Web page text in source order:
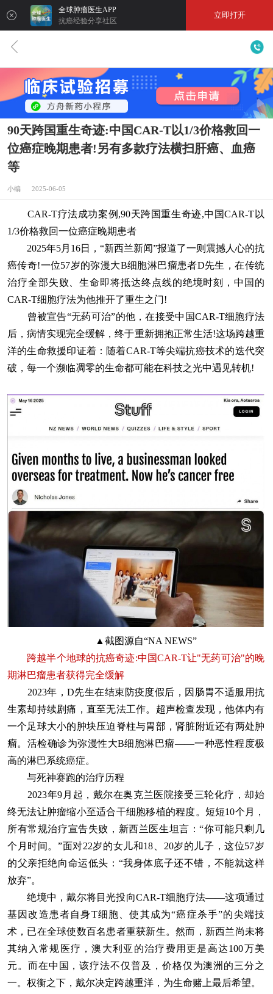
全球肿瘤医生APP
抗癌经验分享社区
立即打开
90天跨国重生奇迹:中国CAR-T以1/3价格救回一
位癌症晚期患者!另有多款疗法横扫肝癌、血癌
等
小编 2025-06-05
CAR-T疗法成功案例,90天跨国重生奇迹,中国CAR-T以
1/3价格救回一位癌症晚期患者
2025年5月16日，“新西兰新闻”报道了一则震撼人心的抗
癌传奇!一位57岁的弥漫大B细胞淋巴瘤患者D先生，在传统
治疗全部失败、生命即将抵达终点线的绝境时刻，中国的
CAR-T细胞疗法为他推开了重生之门!
曾被宣告“无药可治”的他，在接受中国CAR-T细胞疗法
后，病情实现完全缓解，终于重新拥抱正常生活!这场跨越重
洋的生命救援印证着：随着CAR-T等尖端抗癌技术的迭代突
破，每一个濒临凋零的生命都可能在科技之光中遇见转机!
▲截图源自“NA NEWS”
跨越半个地球的抗癌奇迹:中国CAR-T让"无药可治"的晚
期淋巴瘤患者获得完全缓解
2023年，D先生在结束防疫度假后，因肠胃不适服用抗
生素却持续剧痛，直至无法工作。超声检查发现，他体内有
一个足球大小的肿块压迫脊柱与胃部，肾脏附近还有两处肿
瘤。活检确诊为弥漫性大B细胞淋巴瘤——一种恶性程度极
高的淋巴系统癌症。
与死神赛跑的治疗历程
2023年9月起，戴尔在奥克兰医院接受三轮化疗，却始
终无法让肿瘤缩小至适合干细胞移植的程度。短短10个月，
所有常规治疗宣告失败，新西兰医生坦言：“你可能只剩几
个月时间。”面对22岁的女儿和18、20岁的儿子，这位57岁
的父亲拒绝向命运低头：“我身体底子还不错，不能就这样
放弃”。
绝境中，戴尔将目光投向CAR-T细胞疗法——这项通过
基因改造患者自身T细胞、使其成为“癌症杀手”的尖端技
术，已在全球使数百名患者重获新生。然而，新西兰尚未将
其纳入常规医疗，澳大利亚的治疗费用更是高达100万美
元。而在中国，该疗法不仅普及，价格仅为澳洲的三分之
一。权衡之下，戴尔决定跨越重洋，为生命赌上最后希望。